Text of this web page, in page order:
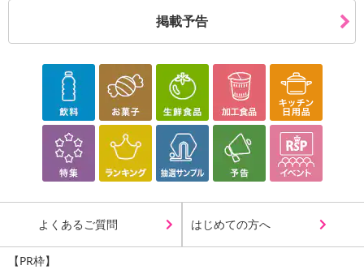
掲載予告
よくあるご質問 はじめての方へ
【PR枠】